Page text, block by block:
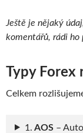
Ještě je nějaký
komentářů, rádi ho
Typy Forex
Celkem
1. AOS–